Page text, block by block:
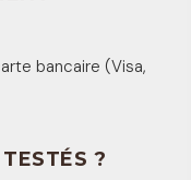
bancaire (Visa,
?